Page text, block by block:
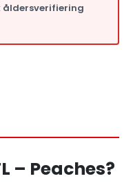
åldersverifiering
– Peaches?